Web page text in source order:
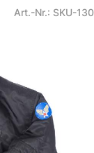
Art.-Nr.: SKU-